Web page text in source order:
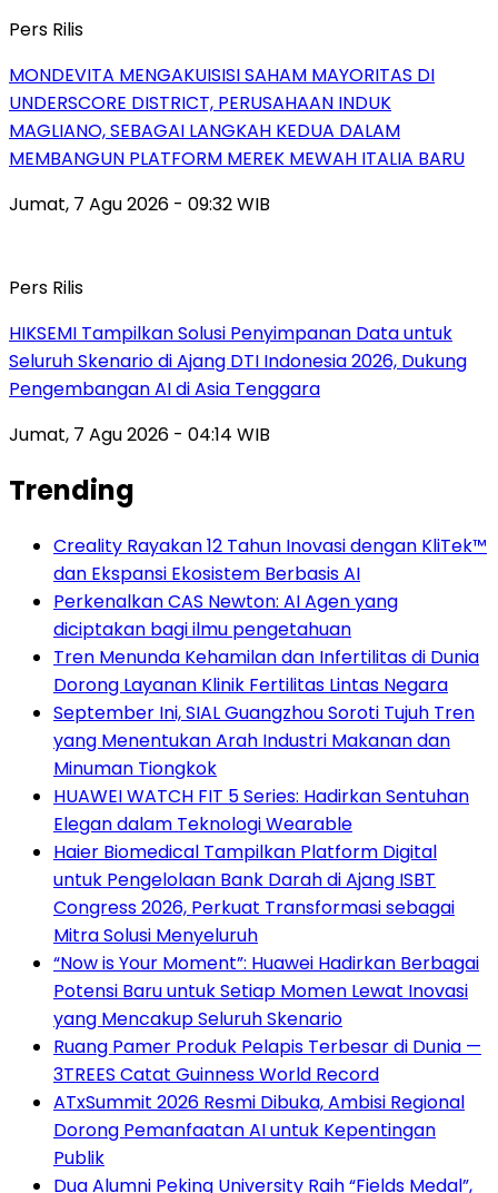
Pers Rilis
MONDEVITA MENGAKUISISI SAHAM MAYORITAS DI
UNDERSCORE DISTRICT, PERUSAHAAN INDUK
MAGLIANO, SEBAGAI LANGKAH KEDUA DALAM
MEMBANGUN PLATFORM MEREK MEWAH ITALIA BARU
Jumat, 7 Agu 2026 - 09:32 WIB
Pers Rilis
HIKSEMI Tampilkan Solusi Penyimpanan Data untuk
Seluruh Skenario di Ajang DTI Indonesia 2026, Dukung
Pengembangan AI di Asia Tenggara
Jumat, 7 Agu 2026 - 04:14 WIB
Trending
Creality Rayakan 12 Tahun Inovasi dengan KliTek™
dan Ekspansi Ekosistem Berbasis AI
Perkenalkan CAS Newton: AI Agen yang
diciptakan bagi ilmu pengetahuan
Tren Menunda Kehamilan dan Infertilitas di Dunia
Dorong Layanan Klinik Fertilitas Lintas Negara
September Ini, SIAL Guangzhou Soroti Tujuh Tren
yang Menentukan Arah Industri Makanan dan
Minuman Tiongkok
HUAWEI WATCH FIT 5 Series: Hadirkan Sentuhan
Elegan dalam Teknologi Wearable
Haier Biomedical Tampilkan Platform Digital
untuk Pengelolaan Bank Darah di Ajang ISBT
Congress 2026, Perkuat Transformasi sebagai
Mitra Solusi Menyeluruh
“Now is Your Moment”: Huawei Hadirkan Berbagai
Potensi Baru untuk Setiap Momen Lewat Inovasi
yang Mencakup Seluruh Skenario
Ruang Pamer Produk Pelapis Terbesar di Dunia —
3TREES Catat Guinness World Record
ATxSummit 2026 Resmi Dibuka, Ambisi Regional
Dorong Pemanfaatan AI untuk Kepentingan
Publik
Dua Alumni Peking University Raih “Fields Medal”,